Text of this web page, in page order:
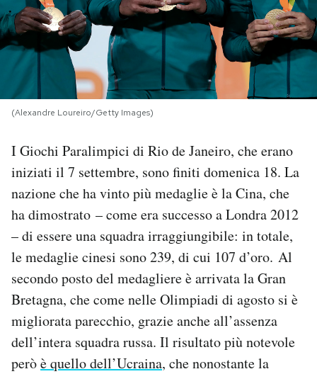
NEWSLETTER
I MIEI PREFERITI
CALENDARIO
AREA PERSONALE
Area Personale
Newsletter
Regala il Post
Hai bisogno di aiuto?
Esci
(Alexandre Loureiro/Getty Images)
I Giochi Paralimpici di Rio de Janeiro, che erano
iniziati il 7 settembre, sono finiti domenica 18. La
nazione che ha vinto più medaglie è la Cina, che
ha dimostrato – come era successo a Londra 2012
– di essere una squadra irraggiungibile: in totale,
le medaglie cinesi sono 239, di cui 107 d’oro. Al
secondo posto del medagliere è arrivata la Gran
Bretagna, che come nelle Olimpiadi di agosto si è
migliorata parecchio, grazie anche all’assenza
dell’intera squadra russa. Il risultato più notevole
peròè quello dell’Ucraina, che nonostante la